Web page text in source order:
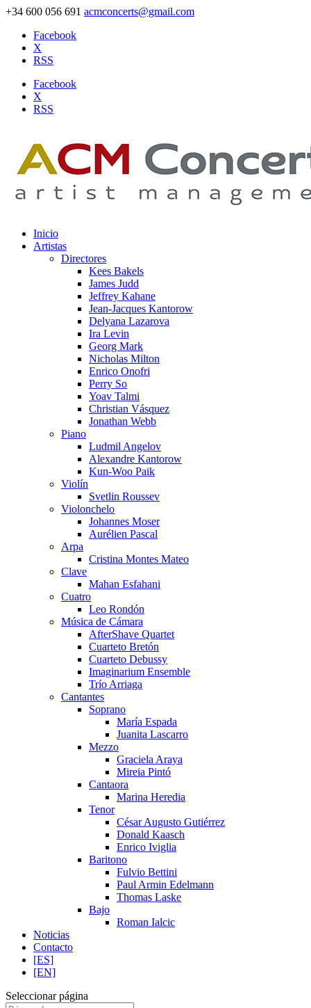
+34 600 056 691 acmconcerts@gmail.com
Facebook
X
RSS
Facebook
X
RSS
Inicio
Artistas
Directores
Kees Bakels
James Judd
Jeffrey Kahane
Jean-Jacques Kantorow
Delyana Lazarova
Ira Levin
Georg Mark
Nicholas Milton
Enrico Onofri
Perry So
Yoav Talmi
Christian Vásquez
Jonathan Webb
Piano
Ludmil Angelov
Alexandre Kantorow
Kun-Woo Paik
Violín
Svetlin Roussev
Violonchelo
Johannes Moser
Aurélien Pascal
Arpa
Cristina Montes Mateo
Clave
Mahan Esfahani
Cuatro
Leo Rondón
Música de Cámara
AfterShave Quartet
Cuarteto Bretón
Cuarteto Debussy
Imaginarium Ensemble
Trío Arriaga
Cantantes
Soprano
María Espada
Juanita Lascarro
Mezzo
Graciela Araya
Mireia Pintó
Cantaora
Marina Heredia
Tenor
César Augusto Gutiérrez
Donald Kaasch
Enrico Iviglia
Baritono
Fulvio Bettini
Paul Armin Edelmann
Thomas Laske
Bajo
Roman Ialcic
Noticias
Contacto
[ES]
[EN]
Seleccionar página